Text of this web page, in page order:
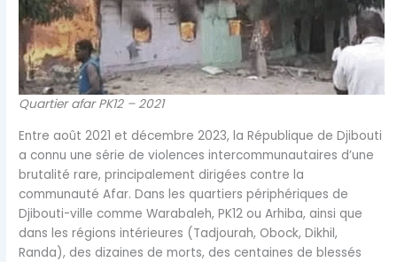
Quartier afar PK12 – 2021
Entre août 2021 et décembre 2023, la République de Djibouti
a connu une série de violences intercommunautaires d’une
brutalité rare, principalement dirigées contre la
communauté Afar. Dans les quartiers périphériques de
Djibouti-ville comme Warabaleh, PK12 ou Arhiba, ainsi que
dans les régions intérieures (Tadjourah, Obock, Dikhil,
Randa), des dizaines de morts, des centaines de blessés